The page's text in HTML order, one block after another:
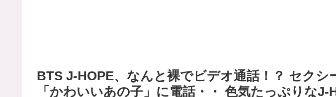
BTS J-HOPE、なんと裸でビデオ通話！？ セクシ
「かわいいあの子」に電話・・ 色気たっぷりなJ-